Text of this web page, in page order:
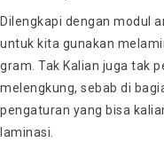
Dilengkapi dengan modul
untuk kita gunakan
gram. Tak Kalian juga tak
melengkung, sebab di
pengaturan yang bisa
laminasi.